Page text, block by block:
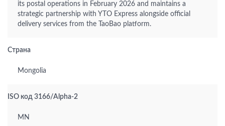
its postal operations in February 2026 and maintains a
strategic partnership with YTO Express alongside official
delivery services from the TaoBao platform.
Страна
Mongolia
ISO код 3166/Alpha-2
MN